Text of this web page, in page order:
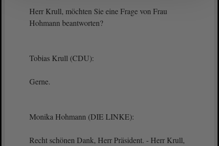
Herr Krull, möchten Sie eine Frage von Frau
Hohmann beantworten?
Tobias Krull (CDU):
Gerne.
Monika Hohmann (DIE LINKE):
Recht schönen Dank, Herr Präsident. - Herr Krull,